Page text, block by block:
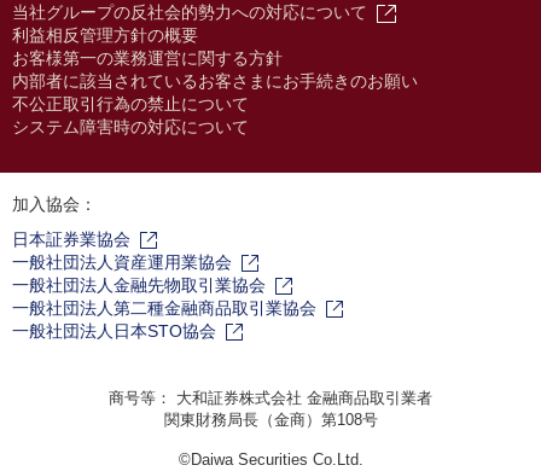
当社グループの反社会的勢力への対応について
利益相反管理方針の概要
お客様第一の業務運営に関する方針
内部者に該当されているお客さまにお手続きのお願い
不公正取引行為の禁止について
システム障害時の対応について
加入協会：
日本証券業協会
一般社団法人資産運用業協会
一般社団法人金融先物取引業協会
一般社団法人第二種金融商品取引業協会
一般社団法人日本STO協会
商号等： 大和証券株式会社 金融商品取引業者
関東財務局長（金商）第108号
©Daiwa Securities Co.Ltd.